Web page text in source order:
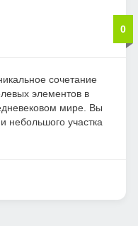
0
сочетание
элементов в
мире. Вы
небольшого участка